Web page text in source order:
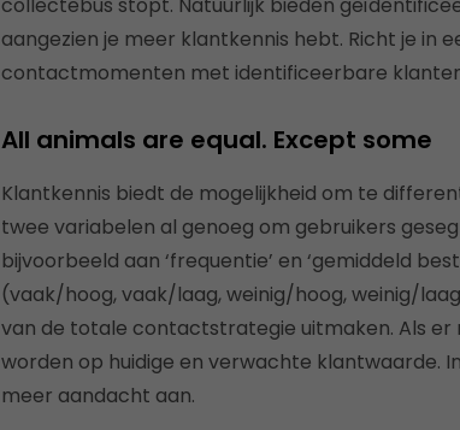
aangezien je meer klantkennis hebt. Richt je in
contactmomenten met identificeerbare
All animals are equal. Except some
Klantkennis biedt de mogelijkheid om te
twee variabelen al genoeg om gebruikers
bijvoorbeeld aan ‘frequentie’ en ‘gemiddeld
(vaak/hoog, vaak/laag, weinig/hoog, weinig/
van de totale contactstrategie uitmaken. Als er
worden op huidige en verwachte klantwaarde.
meer aandacht aan.